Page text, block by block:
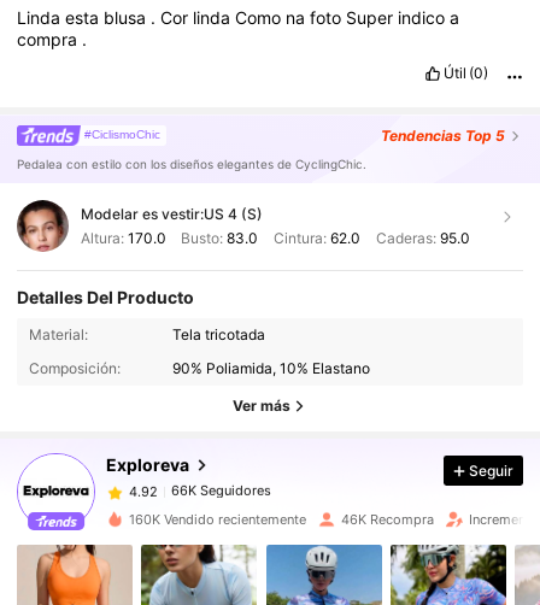
Lindaesta blusa .Cor lindaComo nafoto Super indicoa
compra .
Útil (0)
#CiclismoChic Tendencias Top 5
Pedalea con estilo con los diseños elegantes de CyclingChic.
Modelar es vestir:US 4 (S)
Altura: 170.0 Busto:83.0 Cintura: 62.0 Caderas: 95.0
Detalles Del Producto
Material:
Tela tricotada
Composición:
90% Poliamida, 10% Elastano
Ver más
Exploreva
66K Seguidores
66K Seguidores
4.92
66K Seguidores
k***9
seguidoHace 10 horas
4.92
4.92 66K Seguidores
4.92 66K Seguidores
Seguir
160K Vendido recientemente 46K Recompra